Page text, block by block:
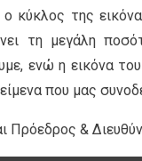
κύκλος της
τη μεγάλη
ενώ η εικόνα
που μας
Πρόεδρος &